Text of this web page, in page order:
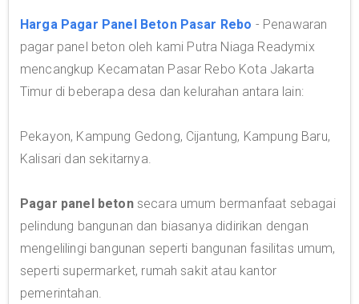
Harga Pagar Panel Beton Pasar Rebo - Penawaran
pagar panel beton oleh kami Putra Niaga Readymix
mencangkup Kecamatan Pasar Rebo Kota Jakarta
Timur di beberapa desa dan kelurahan antara lain:
Pekayon, Kampung Gedong, Cijantung, Kampung Baru,
Kalisari dan sekitarnya.
Pagar panel betonsecara umum bermanfaat sebagai
pelindung bangunan dan biasanya didirikan dengan
mengelilingi bangunan seperti bangunan fasilitas umum,
seperti supermarket, rumah sakit atau kantor
pemerintahan.